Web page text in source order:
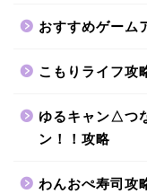
おすすめゲーム
こもりライフ攻
ゆるキャン△つ
ン！！攻略
わんおぺ寿司攻